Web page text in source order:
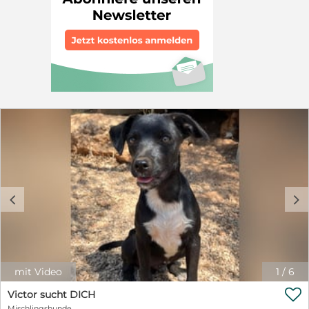
Mischlinge. Ihre Mutter ist etwa 37 cm groß, daher
gehen wir davon aus, dass die Welpen ausgewachsen
eine Schulterhöhe von etwa 40 bis maximal 45 cm
erreichen werden. Da sie gemeinsam mit Katzen
aufgewachsen sind, kennen sie den Umgang mit
Samtpfoten bereits. Selbstverständlich werden Ulisses,
Victor und Mila getrennt voneinander vermittelt, damit
finden kann. Nun fehlt den kleinen Mäusen nur noch
das Wichtigste: Menschen, die ihnen Geborgenheit,
Liebe und Sicherheit schenken und sie geduldig auf
ihrem weiteren Lebensweg begleiten. Hat einer der
drei Welpen dein Herz erobert? Dann freuen wir uns
auf deine aussagekräftige E-Mail an
info.hundeschnauzen@t-online.de oder deinen Anruf
unter 01525 5850725. Vielleicht wartet dein neuer
bester Freund schon auf dich.
1 / 6
c d
mit Video
Victor sucht DICH
